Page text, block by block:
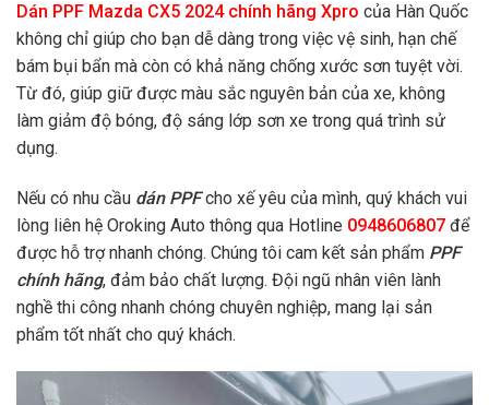
Dán PPF Mazda CX5 2024 chính hãng Xpro của Hàn Quốc
không chỉ giúp cho bạn dễ dàng trong việc vệ sinh, hạn chế
bám bụi bẩn mà còn có khả năng chống xước sơn tuyệt vời.
Từ đó, giúp giữ được màu sắc nguyên bản của xe, không
làm giảm độ bóng, độ sáng lớp sơn xe trong quá trình sử
dụng.
Nếu có nhu cầu dán PPFcho xế yêu của mình, quý khách vui
lòng liên hệ Oroking Auto thông qua Hotline 0948606807 để
được hỗ trợ nhanh chóng. Chúng tôi cam kết sản phẩm PPF
chính hãng, đảm bảo chất lượng. Đội ngũ nhân viên lành
nghề thi công nhanh chóng chuyên nghiệp, mang lại sản
phẩm tốt nhất cho quý khách.